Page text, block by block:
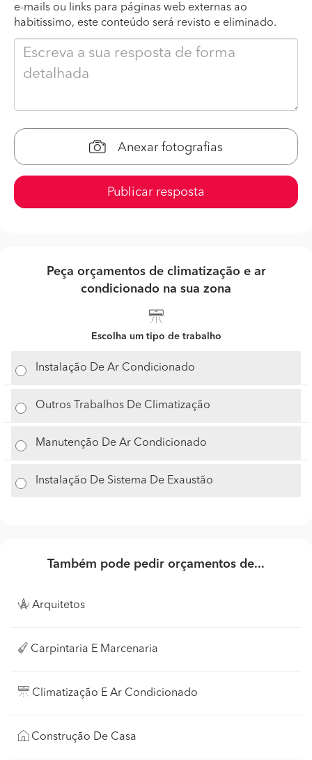
e-mails ou links para páginas web externas ao
habitissimo, este conteúdo será revisto e eliminado.
Anexar fotografias
Publicar resposta
Peça orçamentos de climatização e ar
condicionado na sua zona
Escolha um tipo de trabalho
Instalação De Ar Condicionado
Outros Trabalhos De Climatização
Manutenção De Ar Condicionado
Instalação De Sistema De Exaustão
Também pode pedir orçamentos de...
Arquitetos
Carpintaria E Marcenaria
Climatização E Ar Condicionado
Construção De Casa